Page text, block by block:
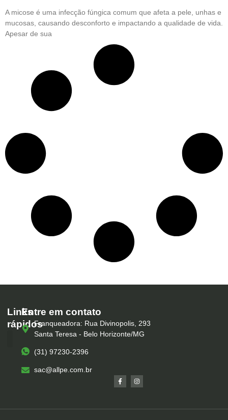
A micose é uma infecção fúngica comum que afeta a pele, unhas e
mucosas, causando desconforto e impactando a qualidade de vida.
Apesar de sua
Links
rápidos
Entre em contato
Franqueadora: Rua Divinopolis, 293
Santa Teresa - Belo Horizonte/MG
(31) 97230-2396
sac@allpe.com.br